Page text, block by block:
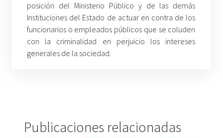
posición del Ministerio Público y de las demás
Instituciones del Estado de actuar en contra de los
funcionarios o empleados públicos que se coluden
con la criminalidad en perjuicio los intereses
generales de la sociedad.
Publicaciones relacionadas